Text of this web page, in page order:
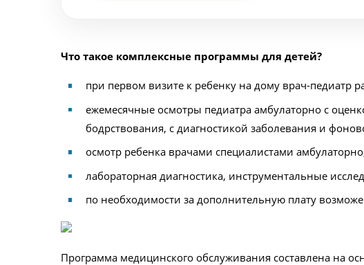
Что такое комплексные программы для детей?
при первом визите к ребенку на дому врач-педиатр
ежемесячные осмотры педиатра амбулаторно с
бодрствования, с диагностикой заболевания и
осмотр ребенка врачами специалистами
лабораторная диагностика, инструментальные
по необходимости за дополнительную плату
Программа медицинского обслуживания составлена на